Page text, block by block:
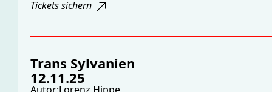
Tickets sichern
Trans Sylvanien
12.11.25
Autor:Lorenz Hippe